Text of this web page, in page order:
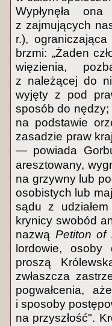
Wypłynęła
z zajmujących
r.),
brzmi: „Żaden
więzienia,
z należącej do
wyjęty z pod
sposób do
na podstawie
zasadzie praw
— powiada
aresztowany,
na grzywny lub
osobistych lub
sądu z
krynicy swobód
nazwą Petiton of
lordowie, osoby
proszą
zwłaszcza
pogwałcenia,
i sposoby
na przyszłość".